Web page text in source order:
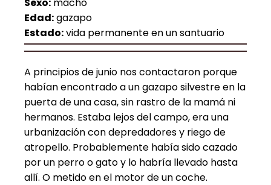
Edad:gazapo
Estado:vida permanente en un santuario
A principios de junio nos contactaron porque
habían encontrado a un gazapo silvestre en la
puerta de una casa, sin rastro de la mamá ni
hermanos. Estaba lejos del campo, era una
urbanización con depredadores y riego de
atropello. Probablemente había sido cazado
por un perro o gato y lo habría llevado hasta
allí. O metido en el motor de un coche.